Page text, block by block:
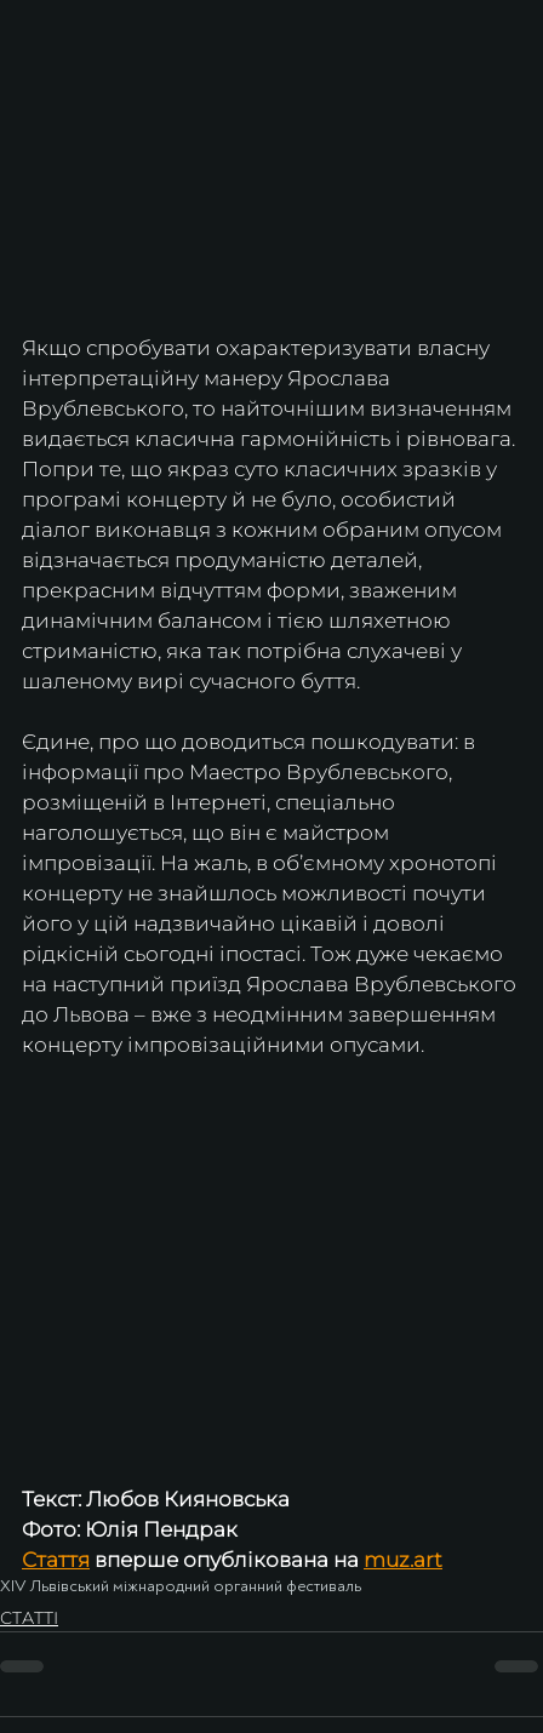
Якщо спробувати охарактеризувати власну
інтерпретаційну манеру Ярослава
Врублевського, то найточнішим визначенням
видається класична гармонійність і рівновага.
Попри те, що якраз суто класичних зразків у
програмі концерту й не було, особистий
діалог виконавця з кожним обраним опусом
відзначається продуманістю деталей,
прекрасним відчуттям форми, зваженим
динамічним балансом і тією шляхетною
стриманістю, яка так потрібна слухачеві у
шаленому вирі сучасного буття.
Єдине, про що доводиться пошкодувати: в
інформації про Маестро Врублевського,
розміщеній в Інтернеті, спеціально
наголошується, що він є майстром
імпровізації. На жаль, в об’ємному хронотопі
концерту не знайшлось можливості почути
його у цій надзвичайно цікавій і доволі
рідкісній сьогодні іпостасі. Тож дуже чекаємо
на наступний приїзд Ярослава Врублевського
до Львова – вже з неодмінним завершенням
концерту імпровізаційними опусами.
Текст: Любов Кияновська
Фото: Юлія Пендрак
Стаття вперше опублікована на muz.art
ХIV Львівський міжнародний органний фестиваль
СТАТТІ